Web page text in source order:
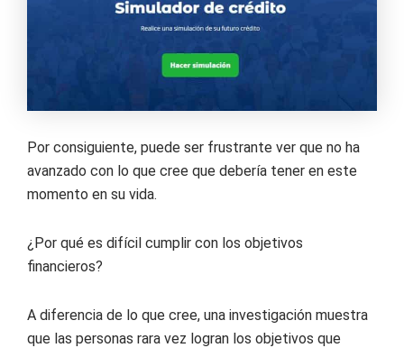
Por consiguiente, puede ser frustrante ver que no ha
avanzado con lo que cree que debería tener en este
momento en su vida.
¿Por qué es difícil cumplir con los objetivos
financieros?
A diferencia de lo que cree, una investigación muestra
que las personas rara vez logran los objetivos que